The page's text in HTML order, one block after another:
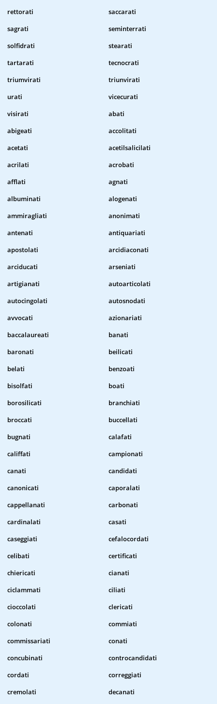
rettorati
saccarati
sagrati
seminterrati
solfidrati
stearati
tartarati
tecnocrati
triumvirati
triunvirati
urati
vicecurati
visirati
abati
abigeati
accolitati
acetati
acetilsalicilati
acrilati
acrobati
afflati
agnati
albuminati
alogenati
ammiragliati
anonimati
antenati
antiquariati
apostolati
arcidiaconati
arciducati
arseniati
artigianati
autoarticolati
autocingolati
autosnodati
avvocati
azionariati
baccalaureati
banati
baronati
beilicati
belati
benzoati
bisolfati
boati
borosilicati
branchiati
broccati
buccellati
bugnati
calafati
califfati
campionati
canati
candidati
canonicati
caporalati
cappellanati
carbonati
cardinalati
casati
caseggiati
cefalocordati
celibati
certificati
chiericati
cianati
ciclammati
ciliati
cioccolati
clericati
colonati
commiati
commissariati
conati
concubinati
controcandidati
cordati
correggiati
cremolati
decanati